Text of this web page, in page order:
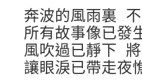
奔波的風雨裏
所有故事像已發
風吹過已靜下
讓眼淚已帶走夜